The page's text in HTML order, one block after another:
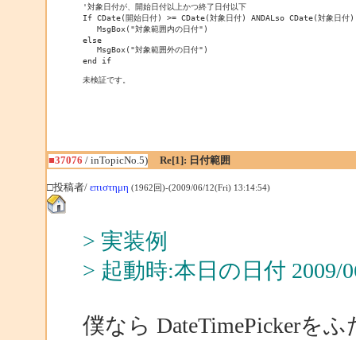
'対象日付が、開始日付以上かつ終了日付以下
If CDate(開始日付) >= CDate(対象日付) ANDALso CDate(対象日
   MsgBox("対象範囲内の日付")
else
   MsgBox("対象範囲外の日付")
end if
未検証です。
■37076 / inTopicNo.5) Re[1]: 日付範囲
□投稿者/ επιστημη (1962回)-(2009/06/12(Fri) 13:14:54)
> 実装例
> 起動時:本日の日付 2009/
僕なら DateTimePickerを